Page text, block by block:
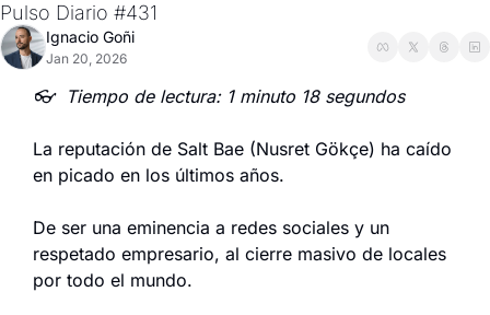
Pulso Diario #431
Ignacio Goñi
Jan 20, 2026
👓  Tiempo de lectura: 1 minuto 18 segundos
La reputación de Salt Bae (Nusret Gökçe) ha caído
en picado en los últimos años.
De ser una eminencia a redes sociales y un
respetado empresario, al cierre masivo de locales
por todo el mundo.